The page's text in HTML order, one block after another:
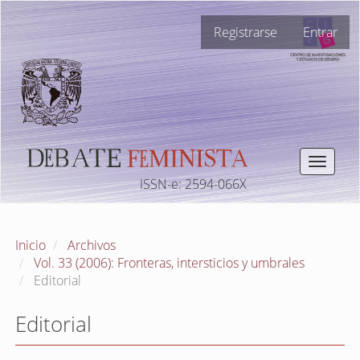
Navegación
principal
Contenido
principal
Barra
lateral
Registrarse Entrar
Toggle
ISSN-e: 2594-066X
Inicio
Archivos
Vol. 33 (2006): Fronteras, intersticios y umbrales
Editorial
Editorial